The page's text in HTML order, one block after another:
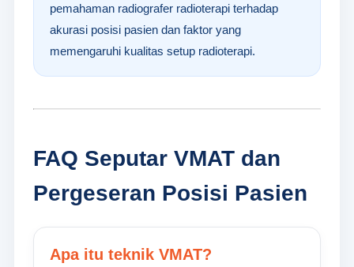
pemahaman radiografer radioterapi terhadap
akurasi posisi pasien dan faktor yang
memengaruhi kualitas setup radioterapi.
FAQ Seputar VMAT dan
Pergeseran Posisi Pasien
Apa itu teknik VMAT?